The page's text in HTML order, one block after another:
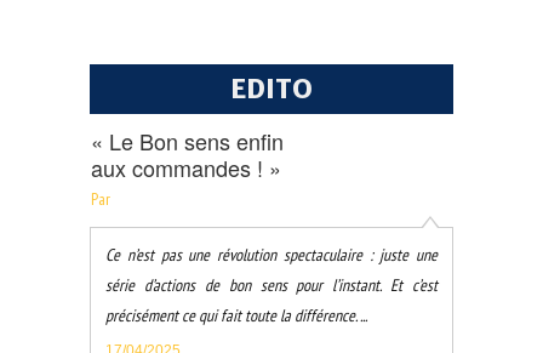
EDITO
« Le Bon sens enfin
aux commandes ! »
Par
Ce n’est pas une révolution spectaculaire : juste une
série d’actions de bon sens pour l’instant. Et c’est
précisément ce qui fait toute la différence. ...